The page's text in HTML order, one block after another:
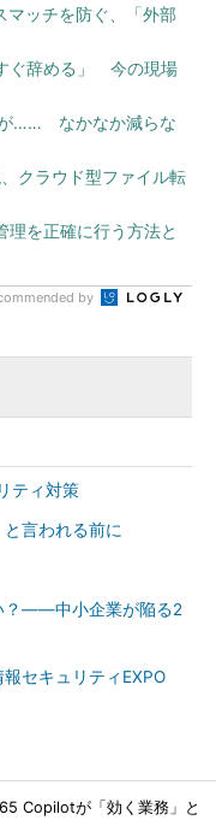
マッチを防ぐ、「外部
ぐ辞める」 今の現場
が…… なかなか減らな
クラウド型ファイル転
理を正確に行う方法と
by
ティ対策
と言われる前に
？――中小企業が陥る2
セキュリティEXPO
Copilotが「効く業務」と